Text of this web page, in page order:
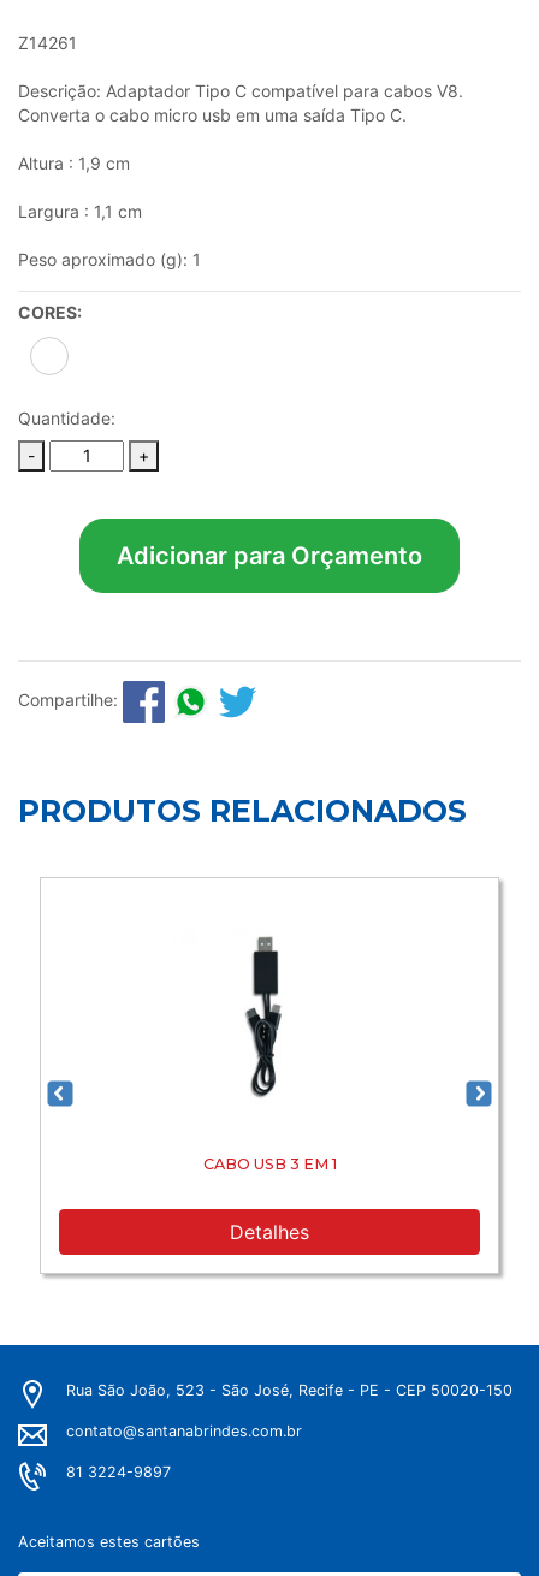
Z14261
Descrição: Adaptador Tipo C compatível para cabos V8.
Converta o cabo micro usb em uma saída Tipo C.
Altura : 1,9 cm
Largura : 1,1 cm
Peso aproximado (g): 1
CORES:
Quantidade:
-
+
Adicionar para Orçamento
Compartilhe:
PRODUTOS RELACIONADOS
CABO USB 3 EM 1
Detalhes
Rua São João, 523 - São José, Recife - PE - CEP 50020-150
contato@santanabrindes.com.br
81 3224-9897
Aceitamos estes cartões